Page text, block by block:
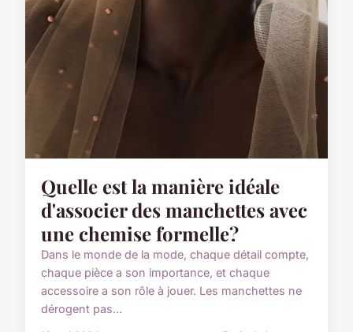
Quelle est la manière idéale
d'associer des manchettes avec
une chemise formelle?
Dans le monde de la mode, chaque détail compte,
chaque pièce a son importance, et chaque
accessoire a son rôle à jouer. Les manchettes ne
dérogent pas...